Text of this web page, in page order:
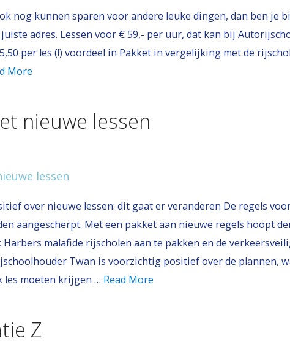
nog kunnen sparen voor andere leuke dingen, dan ben je
adres. Lessen voor € 59,- per uur, dat kan bij
per les (!) voordeel in Pakket in vergelijking met de
More
nieuwe lessen
over nieuwe lessen: dit gaat er veranderen De regels
aangescherpt. Met een pakket aan nieuwe regels hoopt
malafide rijscholen aan te pakken en de
Twan is voorzichtig positief over de plannen,
les moeten krijgen … Read More
Z